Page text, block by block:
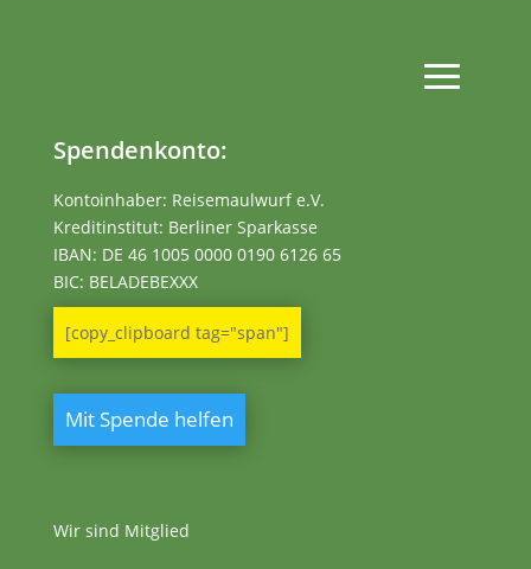
Spendenkonto:
Kontoinhaber: Reisemaulwurf e.V.
Kreditinstitut: Berliner Sparkasse
IBAN: DE 46 1005 0000 0190 6126 65
BIC: BELADEBEXXX
[copy_clipboard tag="span"]
Mit Spende helfen
Wir sind Mitglied